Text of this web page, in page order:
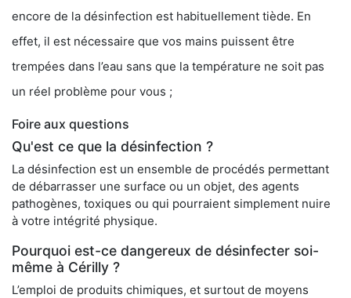
encore de la désinfection est habituellement tiède. En
effet, il est nécessaire que vos mains puissent être
trempées dans l’eau sans que la température ne soit pas
un réel problème pour vous ;
Foire aux questions
Qu'est ce que la désinfection ?
La désinfection est un ensemble de procédés permettant
de débarrasser une surface ou un objet, des agents
pathogènes, toxiques ou qui pourraient simplement nuire
à votre intégrité physique.
Pourquoi est-ce dangereux de désinfecter soi-
même à Cérilly ?
L’emploi de produits chimiques, et surtout de moyens